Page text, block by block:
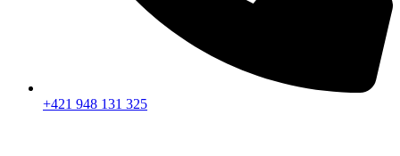
+421 948 131 325